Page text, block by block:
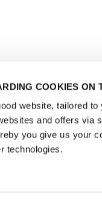
COOKIES ON
website, tailored
and offers via
you give us your
technologies.